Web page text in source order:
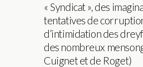
« Syndicat », des
tentatives de
d’intimidation des
des nombreux
Cuignet et de Roget)